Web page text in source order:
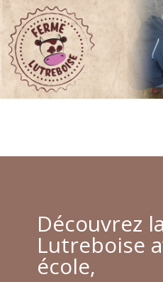
Découvrez
Lutreboise
école,